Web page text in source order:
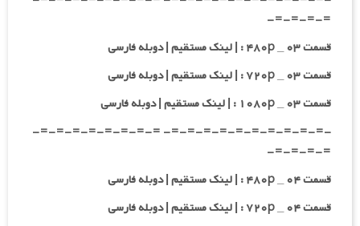
=-=-=-=-
قسمت ۰۳ _ ۴۸۰p : | لینک مستقیم | دوبله فارسی
قسمت ۰۳ _ ۷۲۰p : | لینک مستقیم | دوبله فارسی
قسمت ۰۳ _ ۱۰۸۰p : | لینک مستقیم | دوبله فارسی
-=-=-=-=-=-=-=-=-=-=- =-=-=-=-=-=-=-=-
=-=-=-=-
قسمت ۰۴ _ ۴۸۰p : | لینک مستقیم | دوبله فارسی
قسمت ۰۴ _ ۷۲۰p : | لینک مستقیم | دوبله فارسی